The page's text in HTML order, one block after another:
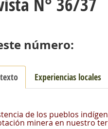
número:
Experiencias locales
de los pueblos
minera en nuestro